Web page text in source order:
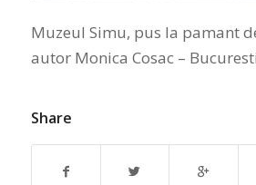
Muzeul Simu, pus la pamant
autor Monica Cosac –
Share